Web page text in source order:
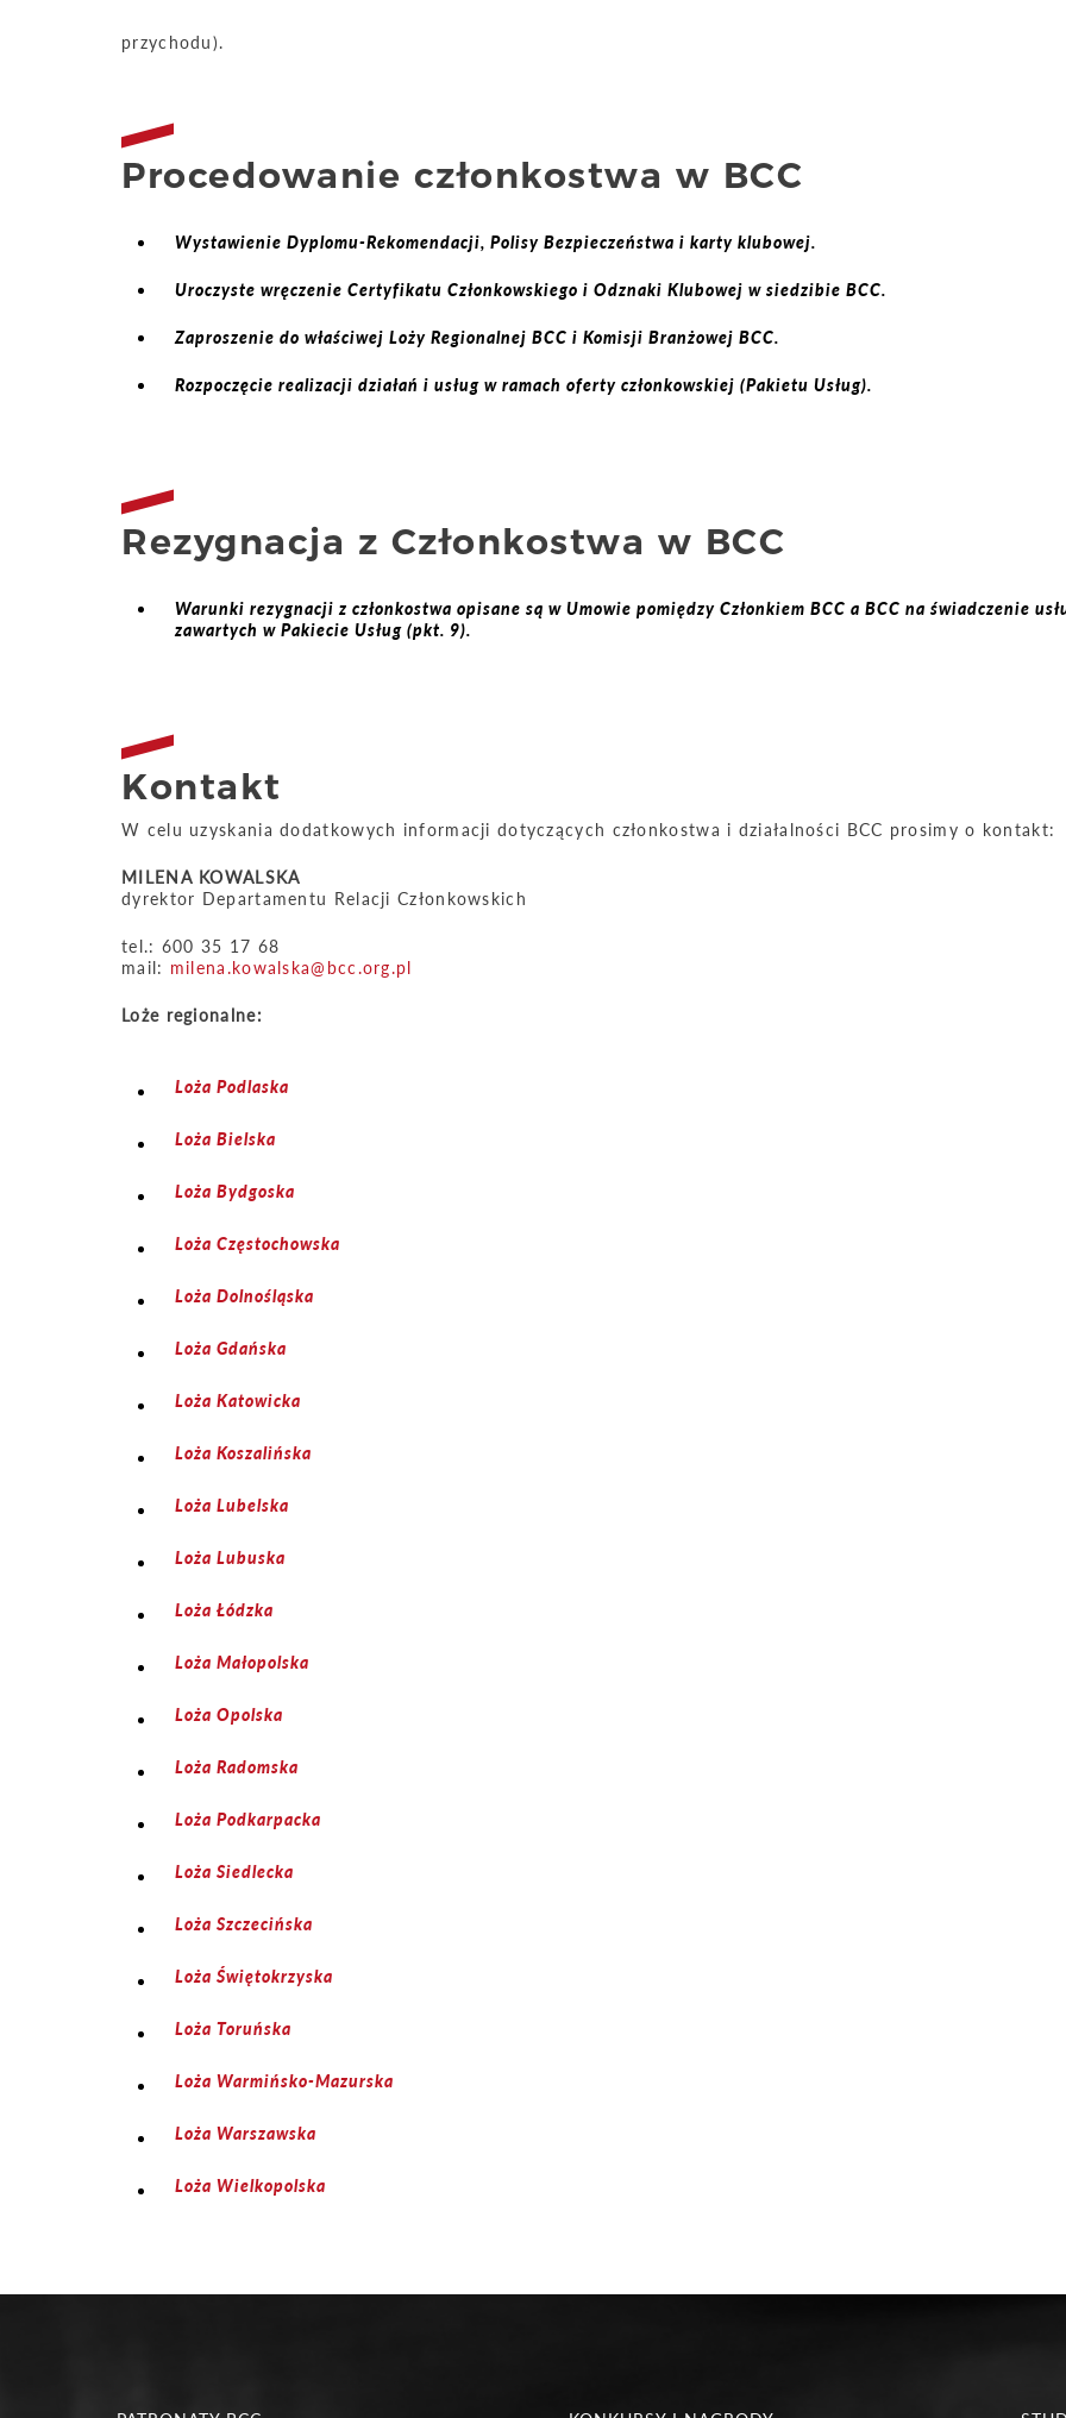
przychodu).
Procedowanie członkostwa w BCC
Wystawienie Dyplomu-Rekomendacji, Polisy Bezpieczeństwa i karty klubowej.
Uroczyste wręczenie Certyfikatu Członkowskiego i Odznaki Klubowej w siedzibie BCC.
Zaproszenie do właściwej Loży Regionalnej BCC i Komisji Branżowej BCC.
Rozpoczęcie realizacji działań i usług w ramach oferty członkowskiej (Pakietu Usług).
Rezygnacja z Członkostwa w BCC
Warunki rezygnacji z członkostwa opisane są w Umowie pomiędzy Członkiem BCC a BCC na świadczenie
zawartych w Pakiecie Usług (pkt. 9).
Kontakt
W celu uzyskania dodatkowych informacji dotyczących członkostwa i działalności BCC prosimy o kontakt:
MILENA KOWALSKA
dyrektor Departamentu Relacji Członkowskich
tel.: 600 35 17 68
mail: milena.kowalska@bcc.org.pl
Loże regionalne:
Loża Podlaska
Loża Bielska
Loża Bydgoska
Loża Częstochowska
Loża Dolnośląska
Loża Gdańska
Loża Katowicka
Loża Koszalińska
Loża Lubelska
Loża Lubuska
Loża Łódzka
Loża Małopolska
Loża Opolska
Loża Radomska
Loża Podkarpacka
Loża Siedlecka
Loża Szczecińska
Loża Świętokrzyska
Loża Toruńska
Loża Warmińsko-Mazurska
Loża Warszawska
Loża Wielkopolska